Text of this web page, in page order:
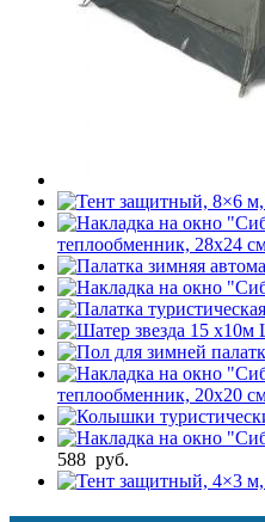
теплообменник, 28х24
теплообменник, 20х20
588 руб.